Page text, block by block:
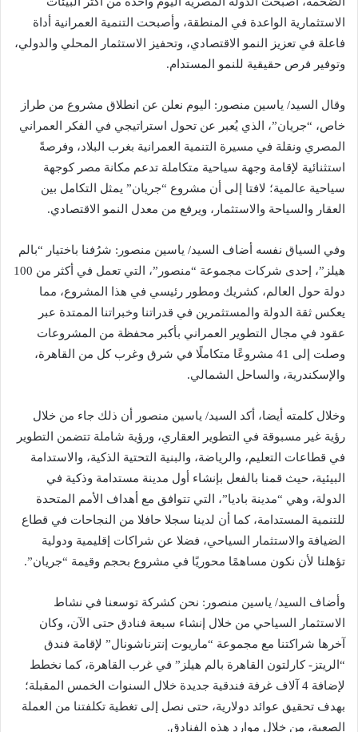
الاستثمارية الواعدة في المنطقة، وأصبحت التنمية العمرانية أداة
فاعلة في تعزيز النمو الاقتصادي، وتحفيز الاستثمار المحلي والدولي،
وتوفير فرص حقيقية للنمو المستدام.
وقال السيد/ ياسين منصور: اليوم نعلن عن انطلاق مشروع من طراز
خاص، “جريان”، الذي يُعبر عن تحول استراتيجي في الفكر العمراني
المصري ونقلة في مسيرة التنمية العمرانية بغرب البلاد، وفرصةً
استثنائية لإقامة وجهة سياحية متكاملة تدعم مكانة مصر كوجهة
سياحية عالمية؛ لافتا إلى أن مشروع “جريان” يمثل التكامل بين
العقار والسياحة والاستثمار، ويرفع من معدل النمو الاقتصادي.
وفي السياق نفسه أضاف السيد/ ياسين منصور: شرُفنا باختيار “بالم
هيلز”، إحدى شركات مجموعة “منصور”، التي تعمل في أكثر من 100
دولة حول العالم، كشريك ومطور رئيسي في هذا المشروع، مما
يعكس ثقة الدولة والمستثمرين في قدراتنا وخبراتنا الممتدة عبر
عقود في مجال التطوير العمراني بأكبر محفظة من المشروعات
وصلت إلى 41 مشروعًا متكاملًا في شرق وغرب كل من القاهرة،
والإسكندرية، والساحل الشمالي.
وخلال كلمته أيضا، أكد السيد/ ياسين منصور أن ذلك جاء من خلال
رؤية غير مسبوقة في التطوير العقاري، ورؤية شاملة تتضمن التطوير
في قطاعات التعليم، والرياضة، والبنية التحتية الذكية، والاستدامة
البيئية، حيث قمنا بالفعل بإنشاء أول مدينة مستدامة وذكية في
الدولة، وهي “مدينة باديا”، التي تتوافق مع أهداف الأمم المتحدة
للتنمية المستدامة، كما أن لدينا سجلا حافلا من النجاحات في قطاع
الضيافة والاستثمار السياحي، فضلا عن شراكات إقليمية ودولية
تؤهلنا لأن نكون مساهمًا محوريًا في مشروع بحجم وقيمة “جريان”.
وأضاف السيد/ ياسين منصور: نحن كشركة توسعنا في نشاط
الاستثمار السياحي من خلال إنشاء سبعة فنادق حتى الآن، وكان
آخرها شراكتنا مع مجموعة “ماريوت إنترناشونال” لإقامة فندق
“الريتز- كارلتون القاهرة بالم هيلز” في غرب القاهرة، كما نخطط
لإضافة 4 آلاف غرفة فندقية جديدة خلال السنوات الخمس المقبلة؛
بهدف تحقيق عوائد دولارية، حتى نصل إلى تغطية تكلفتنا من العملة
الصعبة، من خلال موارد هذه الفنادق.